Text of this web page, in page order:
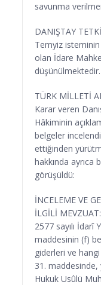
savunma
DANIŞTAY
Temyiz
olan İdare
düşünülmektedir.
TÜRK MİLLETİ
Karar veren
Hâkiminin
belgeler
ettiğinden
hakkında ayrıca
görüşüldü:
İNCELEME VE
İLGİLİ MEVZUAT:
2577 sayılı İdarî
maddesinin (f)
giderleri ve
31. maddesinde,
Hukuk Usûlü